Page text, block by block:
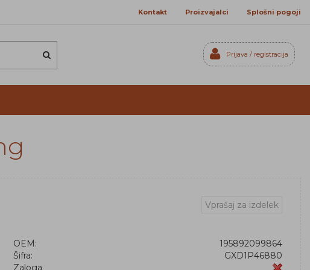
Kontakt Proizvajalci Splošni pogoji
Registriraj se
Prijava / registracija
Vprašaj za izdelek
OEM:
195892099864
Šifra:
GXD1P46880
Zaloga